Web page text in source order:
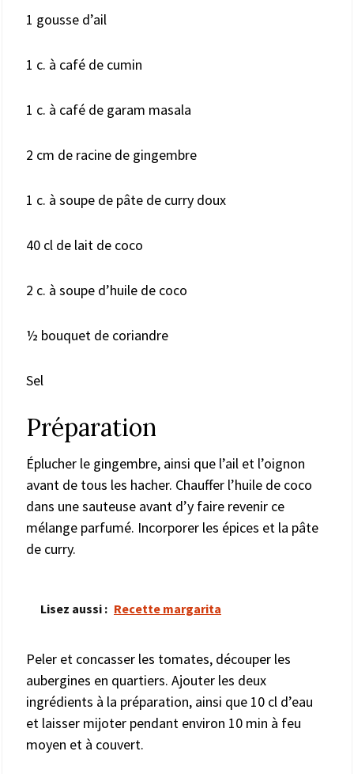
1 gousse d’ail
1 c. à café de cumin
1 c. à café de garam masala
2 cm de racine de gingembre
1 c. à soupe de pâte de curry doux
40 cl de lait de coco
2 c. à soupe d’huile de coco
½ bouquet de coriandre
Sel
Préparation
Éplucher le gingembre, ainsi que l’ail et l’oignon
avant de tous les hacher. Chauffer l’huile de coco
dans une sauteuse avant d’y faire revenir ce
mélange parfumé. Incorporer les épices et la pâte
de curry.
Lisez aussi : Recette margarita
Peler et concasser les tomates, découper les
aubergines en quartiers. Ajouter les deux
ingrédients à la préparation, ainsi que 10 cl d’eau
et laisser mijoter pendant environ 10 min à feu
moyen et à couvert.